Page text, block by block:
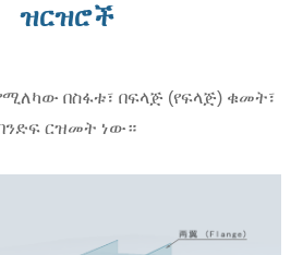
ዝርዝሮች
በስፋቱ፣ በፍላጅ (የፍላጅ) ቁመት፣
ርዝመት ነው።